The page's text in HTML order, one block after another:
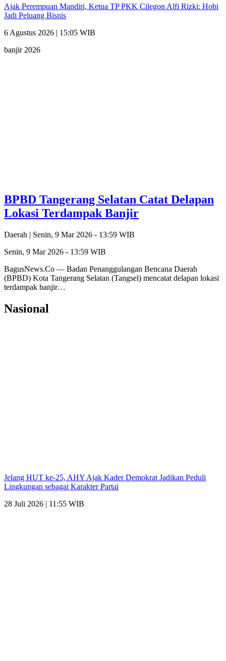
Ajak Perempuan Mandiri, Ketua TP PKK Cilegon Alfi Rizki: Hobi
Jadi Peluang Bisnis
6 Agustus 2026 | 15:05 WIB
banjir 2026
BPBD Tangerang Selatan Catat Delapan
Lokasi Terdampak Banjir
Daerah | Senin, 9 Mar 2026 - 13:59 WIB
Senin, 9 Mar 2026 - 13:59 WIB
BagusNews.Co — Badan Penanggulangan Bencana Daerah
(BPBD) Kota Tangerang Selatan (Tangsel) mencatat delapan lokasi
terdampak banjir…
Nasional
Jelang HUT ke-25, AHY Ajak Kader Demokrat Jadikan Peduli
Lingkungan sebagai Karakter Partai
28 Juli 2026 | 11:55 WIB